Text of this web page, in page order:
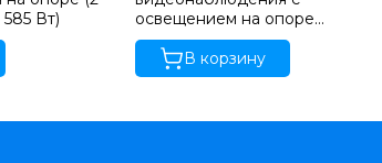
Вт)
освещением на опоре
(солнечная панель 585 Вт)
В корзину